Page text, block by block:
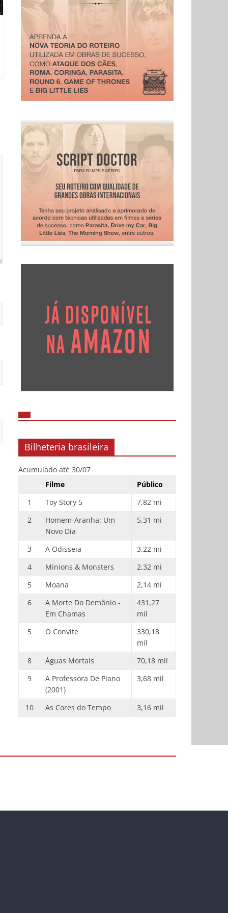
Bilheteria brasileira
Acumulado até 30/07
Filme
Público
1
Toy Story 5
7,82 mi
2
Homem-Aranha: Um
Novo Dia
5,31 mi
3 A Odisseia
3,22 mi
4
Minions & Monsters
2,32 mi
5
Moana
2,14 mi
6
A Morte Do Demônio -
Em Chamas
431,27
mil
5
O Convite
330,18
mil
8
Águas Mortais
70,18 mil
9
A Professora De Piano
(2001)
3,68 mil
10 As Cores do Tempo 3,16 mil